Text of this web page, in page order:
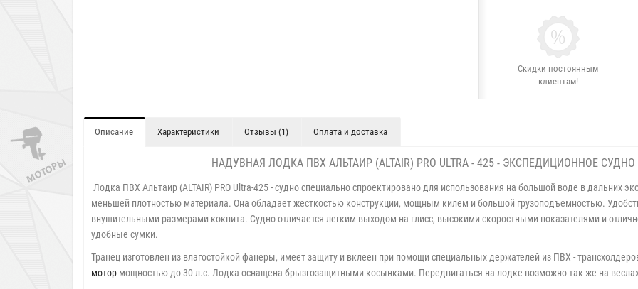
Скидки постоянным
клиентам!
Описание Характеристики Отзывы (1) Оплата и доставка
НАДУВНАЯ ЛОДКА ПВХ АЛЬТАИР (ALTAIR) PRO ULTRA - 425 - ЭКСПЕДИЦИОННОЕ
Лодка ПВХ Альтаир (ALTAIR) PRO Ultra-425 - судно специально спроектировано для использования на большой воде в дальних
меньшей плотностью материала. Она обладает жесткостью конструкции, мощным килем и большой грузоподъемностью.
внушительными размерами кокпита. Судно отличается легким выходом на глисс, высокими скоростными показателями и
удобные сумки.
Транец изготовлен из влагостойкой фанеры, имеет защиту и вклеен при помощи специальных держателей из ПВХ -
мотор мощностью до 30 л.с. Лодка оснащена брызгозащитными косынками. Передвигаться на лодке возможно так же на